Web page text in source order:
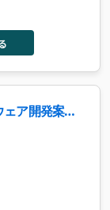
ェア開発案